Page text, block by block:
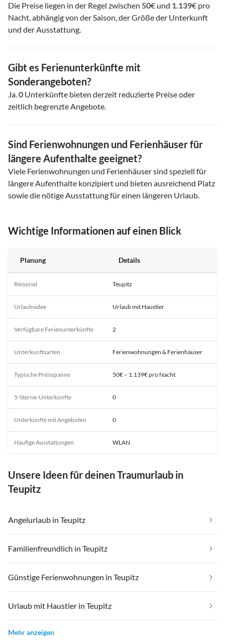
Die Preise liegen in der Regel zwischen 50€ und 1.139€ pro
Nacht, abhängig von der Saison, der Größe der Unterkunft
und der Ausstattung.
Gibt es Ferienunterkünfte mit
Sonderangeboten?
Ja.0 Unterkünfte bieten derzeit reduzierte Preise oder
zeitlich begrenzte Angebote.
Sind Ferienwohnungen und Ferienhäuser für
längere Aufenthalte geeignet?
Viele Ferienwohnungen und Ferienhäuser sind speziell für
längere Aufenthalte konzipiert und bieten ausreichend Platz
sowie die nötige Ausstattung für einen längeren Urlaub.
Wichtige Informationen auf einen Blick
Planung Details
Reiseziel Teupitz
Urlaubsidee Urlaub mit Haustier
Verfügbare Ferienunterkünfte 2
Unterkunftsarten Ferienwohnungen & Ferienhäuser
Typische Preisspanne 50€ – 1.139€ pro Nacht
5-Sterne-Unterkünfte 0
Unterkünfte mit Angeboten 0
Häufige Ausstattungen WLAN
Unsere Ideen für deinen Traumurlaub in
Teupitz
Angelurlaub in Teupitz
Familienfreundlich in Teupitz
Günstige Ferienwohnungen in Teupitz
Urlaub mit Haustier in Teupitz
Mehr anzeigen